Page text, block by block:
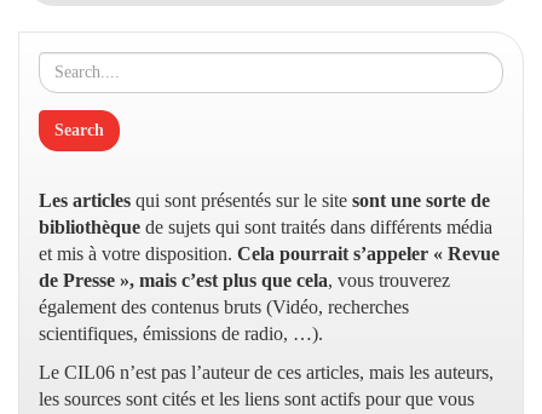
les
infirmiers
libéraux
voient
cauchemar
réalité
Les articles qui sont présentés sur le site sont une sorte de
bibliothèque de sujets qui sont traités dans différents média
et mis à votre disposition. Cela pourrait s’appeler « Revue
de Presse », mais c’est plus que cela, vous trouverez
également des contenus bruts (Vidéo, recherches
scientifiques, émissions de radio, …).
Le CIL06 n’est pas l’auteur de ces articles, mais les auteurs,
les sources sont cités et les liens sont actifs pour que vous